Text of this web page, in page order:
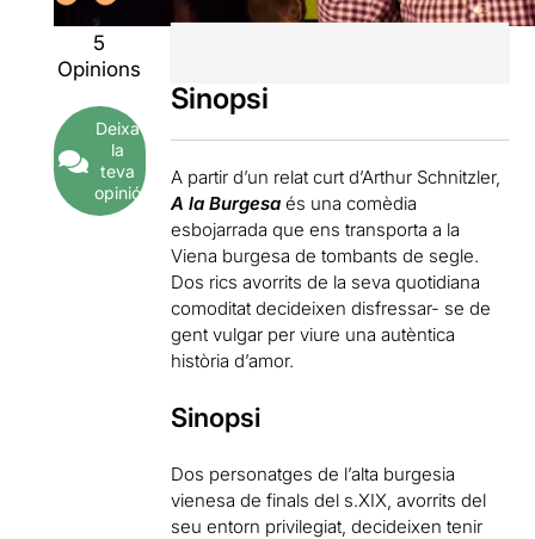
5
Opinions
Deixa
la
teva
opinió
Sinopsi
A partir d’un relat curt d’Arthur Schnitzler,
A la Burgesa és una comèdia
esbojarrada que ens transporta a la
Viena burgesa de tombants de segle.
Dos rics avorrits de la seva quotidiana
comoditat decideixen disfressar- se de
gent vulgar per viure una autèntica
història d’amor.
Sinopsi
Dos personatges de l’alta burgesia
vienesa de finals del s.XIX, avorrits del
seu entorn privilegiat, decideixen tenir